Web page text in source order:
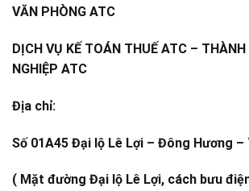
VĂN PHÒNG ATC
DỊCH VỤ KẾ TOÁN THUẾ ATC –
NGHIỆP ATC
Địa chỉ:
Số 01A45 Đại lộ Lê Lợi – Đông Hương –
( Mặt đường Đại lộ Lê Lợi, cách bưu